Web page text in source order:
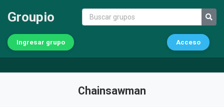
Groupio
Ingresar grupo Acceso
Chainsawman